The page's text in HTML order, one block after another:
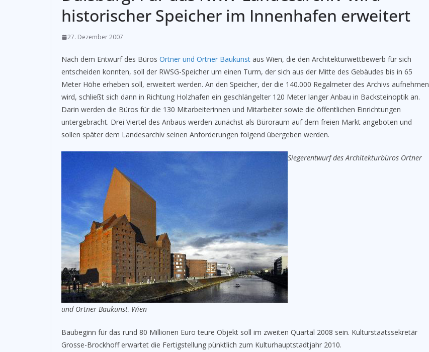
historischer Speicher im Innenhafen erweitert
27. Dezember 2007
Nach dem Entwurf des Büros Ortner und Ortner Baukunst aus Wien, die den Architekturwettbewerb für sich
entscheiden konnten, soll der RWSG-Speicher um einen Turm, der sich aus der Mitte des Gebäudes bis in 65
Meter Höhe erheben soll, erweitert werden. An den Speicher, der die 140.000 Regalmeter des Archivs aufnehmen
wird, schließt sich dann in Richtung Holzhafen ein geschlängelter 120 Meter langer Anbau in Backsteinoptik an.
Darin werden die Büros für die 130 Mitarbeiterinnen und Mitarbeiter sowie die öffentlichen Einrichtungen
untergebracht. Drei Viertel des Anbaus werden zunächst als Büroraum auf dem freien Markt angeboten und
sollen später dem Landesarchiv seinen Anforderungen folgend übergeben werden.
Siegerentwurf des Architekturbüros Ortner
und Ortner Baukunst, Wien
Baubeginn für das rund 80 Millionen Euro teure Objekt soll im zweiten Quartal 2008 sein. Kulturstaatssekretär
Grosse-Brockhoff erwartet die Fertigstellung pünktlich zum Kulturhauptstadtjahr 2010.